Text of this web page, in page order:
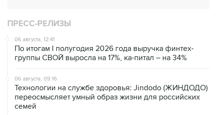
ПРЕСС-РЕЛИЗЫ
06 августа, 12:41
По итогам I полугодия 2026 года выручка финтех-
группы СВОЙ выросла на 17%, ка-питал – на 34%
06 августа, 09:16
Технологии на службе здоровья: Jindodo (ЖИНДОДО)
переосмысляет умный образ жизни для российских
семей